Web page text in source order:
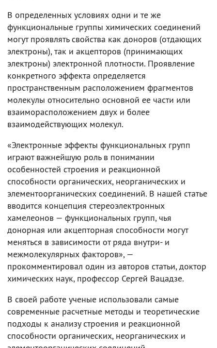
В определенных условиях одни и те же
функциональные группы химических соединений
могут проявлять свойства как доноров (отдающих
электроны), так и акцепторов (принимающих
электроны) электронной плотности. Проявление
конкретного эффекта определяется
пространственным расположением фрагментов
молекулы относительно основной ее части или
взаиморасположением двух и более
взаимодействующих молекул.
«Электронные эффекты функциональных групп
играют важнейшую роль в понимании
особенностей строения и реакционной
способности органических, неорганических и
элементоорганических соединений. В нашей статье
вводится концепция стереоэлектронных
хамелеонов — функциональных групп, чья
донорная или акцепторная способности могут
меняться в зависимости от ряда внутри- и
межмолекулярных факторов», —
прокомментировал один из авторов статьи, доктор
химических наук, профессор Сергей Вацадзе.
В своей работе ученые использовали самые
современные расчетные методы и теоретические
подходы к анализу строения и реакционной
способности органических, неорганических и